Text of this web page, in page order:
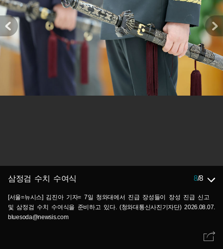
삼정검 수치 수여식 8/8
[서울=뉴시스] 김진아 기자= 7일 청와대에서 진급 장성들이 장성 진급 신고
및 삼정검 수치 수여식을 준비하고 있다. (청와대통신사진기자단) 2026.08.07.
bluesoda@newsis.com